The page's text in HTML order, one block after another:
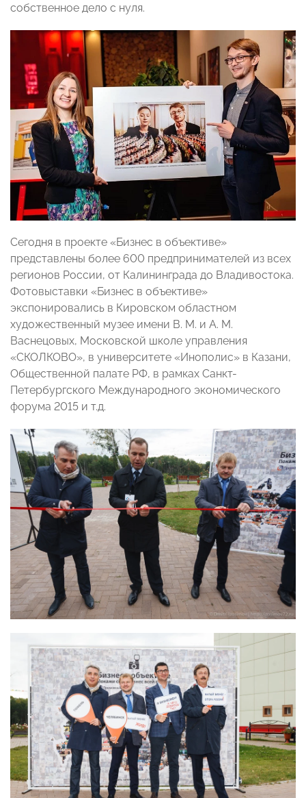
собственное дело с нуля.
Сегодня в проекте «Бизнес в объективе»
представлены более 600 предпринимателей из всех
регионов России, от Калининграда до Владивостока.
Фотовыставки «Бизнес в объективе»
экспонировались в Кировском областном
художественный музее имени В. М. и А. М.
Васнецовых, Московской школе управления
«СКОЛКОВО», в университете «Инополис» в Казани,
Общественной палате РФ, в рамках Санкт-
Петербургского Международного экономического
форума 2015 и т.д.